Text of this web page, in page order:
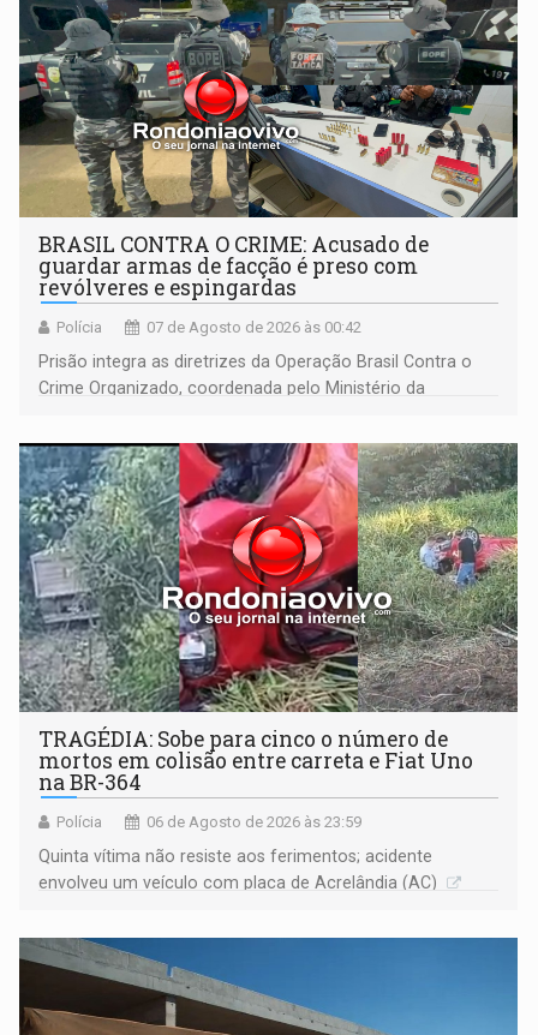
BRASIL CONTRA O CRIME: Acusado de
guardar armas de facção é preso com
revólveres e espingardas
Polícia 07 de Agosto de 2026 às 00:42
Prisão integra as diretrizes da Operação Brasil Contra o
Crime Organizado, coordenada pelo Ministério da
TRAGÉDIA: Sobe para cinco o número de
mortos em colisão entre carreta e Fiat Uno
na BR-364
Polícia 06 de Agosto de 2026 às 23:59
Quinta vítima não resiste aos ferimentos; acidente
envolveu um veículo com placa de Acrelândia (AC)